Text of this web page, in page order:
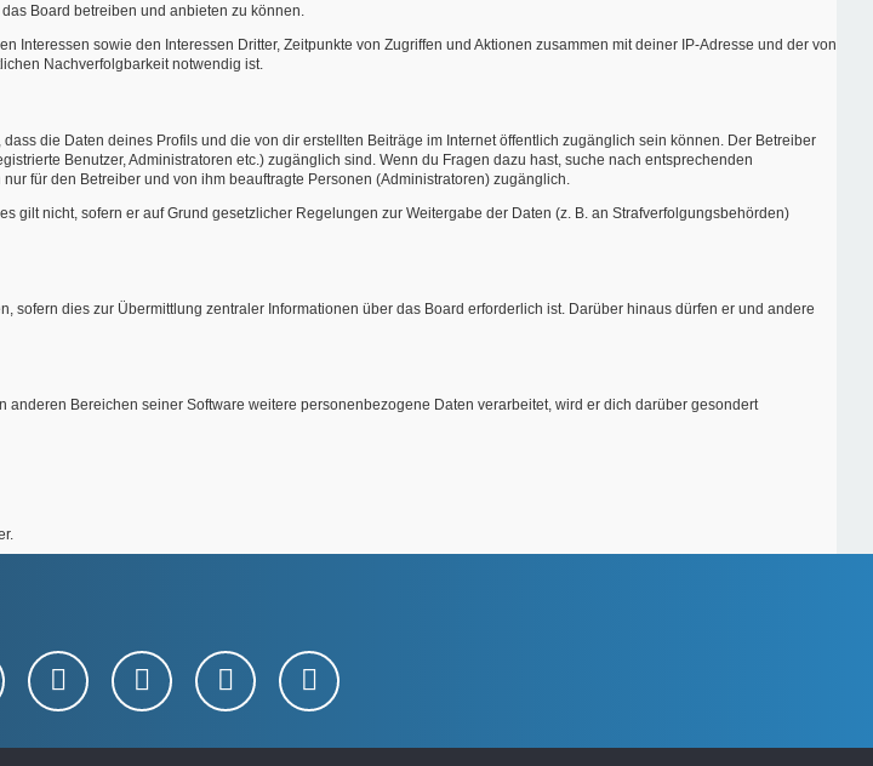
Board betreiben und anbieten zu können.
sowie den Interessen Dritter, Zeitpunkte von Zugriffen und Aktionen zusammen mit deiner IP-Adresse und der von
Nachverfolgbarkeit notwendig ist.
die Daten deines Profils und die von dir erstellten Beiträge im Internet öffentlich zugänglich sein können. Der Betreiber
Benutzer, Administratoren etc.) zugänglich sind. Wenn du Fragen dazu hast, suche nach entsprechenden
für den Betreiber und von ihm beauftragte Personen (Administratoren) zugänglich.
nicht, sofern er auf Grund gesetzlicher Regelungen zur Weitergabe der Daten (z. B. an Strafverfolgungsbehörden)
dies zur Übermittlung zentraler Informationen über das Board erforderlich ist. Darüber hinaus dürfen er und andere
Bereichen seiner Software weitere personenbezogene Daten verarbeitet, wird er dich darüber gesondert